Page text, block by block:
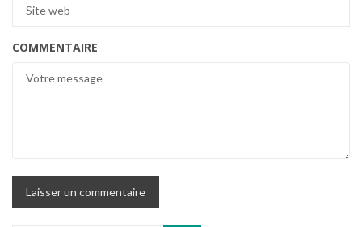
COMMENTAIRE